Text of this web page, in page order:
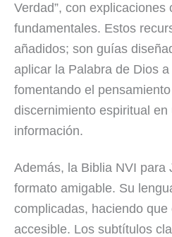
Verdad”, con
fundamentales. Estos
añadidos; son guías
aplicar la Palabra de Dios
fomentando el
discernimiento espiritual
información.
Además, la Biblia NVI para
formato amigable. Su
complicadas, haciendo
accesible. Los subtítulos